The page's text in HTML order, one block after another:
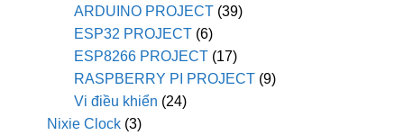
ARDUINO PROJECT (39)
ESP32 PROJECT (6)
ESP8266 PROJECT (17)
RASPBERRY PI PROJECT (9)
Vi điều khiển (24)
Nixie Clock (3)